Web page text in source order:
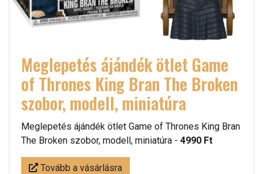
Meglepetés ájándék ötlet Game
of Thrones King Bran The Broken
szobor, modell, miniatúra
Meglepetés ájándék ötlet Game of Thrones King Bran
The Broken szobor, modell, miniatúra - 4990 Ft
Tovább a vásárlásra